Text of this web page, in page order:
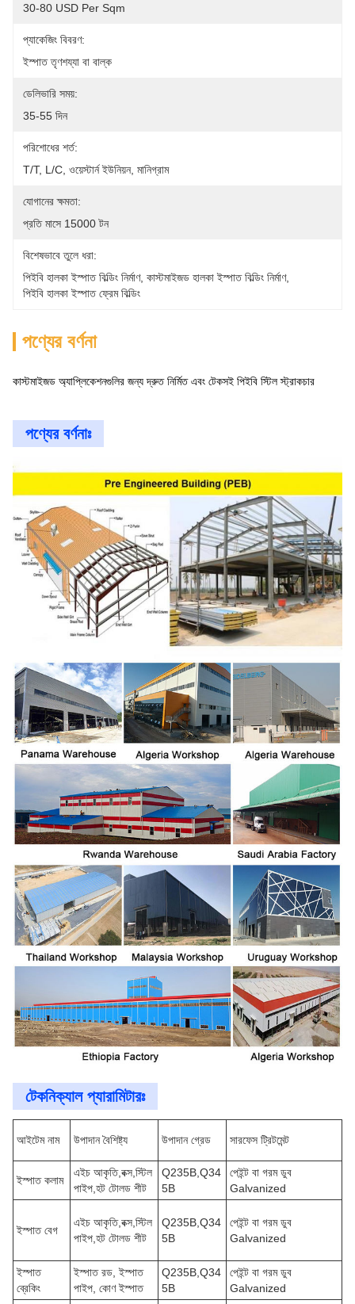
30-80 USD Per Sqm
প্যাকেজিং বিবরণ:
ইস্পাত তৃণশয্যা বা বাল্ক
ডেলিভারি সময়:
35-55 দিন
পরিশোধের শর্ত:
T/T, L/C, ওয়েস্টার্ন ইউনিয়ন, মানিগ্রাম
যোগানের ক্ষমতা:
প্রতি মাসে 15000 টন
বিশেষভাবে তুলে ধরা:
পিইবি হালকা ইস্পাত বিল্ডিং নির্মাণ, কাস্টমাইজড হালকা ইস্পাত বিল্ডিং নির্মাণ,
পিইবি হালকা ইস্পাত ফ্রেম বিল্ডিং
পণ্যের বর্ণনা
কাস্টমাইজড অ্যাপ্লিকেশনগুলির জন্য দ্রুত নির্মিত এবং টেকসই পিইবি স্টিল স্ট্রাকচার
পণ্যের বর্ণনাঃ
টেকনিক্যাল প্যারামিটারঃ
আইটেম নাম উপাদান বৈশিষ্ট্য উপাদান গ্রেড সারফেস ট্রিটমেন্ট
ইস্পাত কলাম
এইচ আকৃতি,বক্স,স্টিল
পাইপ,হট টোলড শীট
Q235B,Q34
5B
পেইন্ট বা গরম ডুব
Galvanized
ইস্পাত বেগ
এইচ আকৃতি,বক্স,স্টিল
পাইপ,হট টোলড শীট
Q235B,Q34
5B
পেইন্ট বা গরম ডুব
Galvanized
ইস্পাত
ব্রেকিং
ইস্পাত রড, ইস্পাত
পাইপ, কোণ ইস্পাত
Q235B,Q34
5B
পেইন্ট বা গরম ডুব
Galvanized